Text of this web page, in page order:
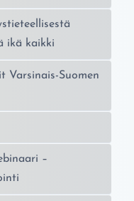
ikä kaikki
Varsinais-Suomen
–